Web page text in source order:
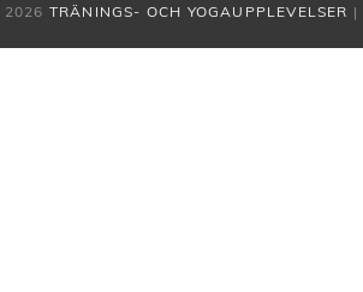
2026 TRÄNINGS- OCH YOGAUPPLEVELSER |